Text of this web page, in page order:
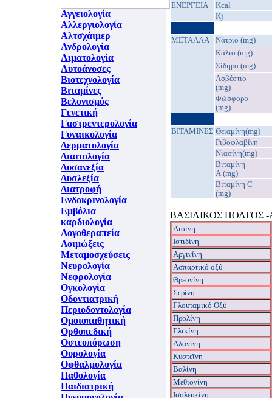
Αγγειολογία
Αλλεργιολογία
Αλτσχάιμερ
Ανδρολογία
Αιματολογία
Αυτοάνοσες
Βιοτεχνολογία
Βιταμίνες
Βελονισμός
Γενετική
Γαστρεντερολογία
Γυναικολογία
Δερματολογία
Διαιτολογία
Δυσανεξία
Δυσλεξία
Διατροφή
Ενδοκρινολογία
Εμβόλια
καρδιολογία
Λογοθεραπεία
Λοιμώξεις
Μεταμοσχεύσεις
Νευρολογία
Νεφρολογία
Ογκολογία
Οδοντιατρική
Περιοδοντολογία
Ομοιοπαθητική
Ορθοπεδική
Οστεοπόρωση
Ουρολογία
Οφθαλμολογία
Παθολογία
Παιδιατρική
EΝΕΡΓΕΙΑ
Kcal
Kj
ΜΕΤΑΛΛΑ
Νάτριο (mg)
Κάλιο (mg)
Σίδηρο (mg)
Ασβέστιο
(mg)
Φώσφορο
(mg)
ΒΙΤΑΜΙΝΕΣ Θειαμίνη(mg)
Ριβοφλαβίνη
Νιασίνη(mg)
Βιταμίνη
A (mg)
Βιταμίνη C
(mg)
ΒΑΣΙΛΙΚΟΣ ΠΟΛΤΟΣ
Λισίνη
Ιστιδίνη
Aργινίνη
Ασπαρτικό οξύ
Θρεονίνη
Σερίνη
Γλουταμικό Οξύ
Προλίνη
Γλικίνη
Αλανίνη
Κυστεΐνη
Βαλίνη
Μεθιονίνη
Ισολευκίνη